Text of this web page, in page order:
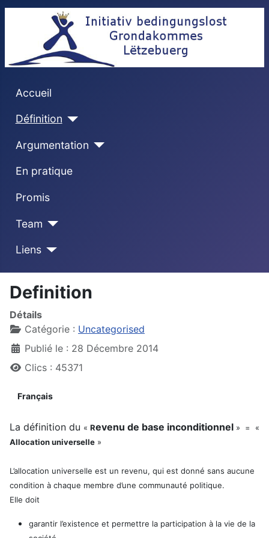
Accueil
Définition
Argumentation
En pratique
Promis
Team
Liens
Definition
Détails
Catégorie : Uncategorised
Publié le : 28 Décembre 2014
Clics : 45371
Français
La définition du « Revenu de base inconditionnel » =
«
Allocation universelle »
L’allocation universelle est un revenu, qui est donné sans aucune
condition à chaque membre d’une communauté politique.
Elle doit
garantir l’existence et permettre la participation à la vie de la